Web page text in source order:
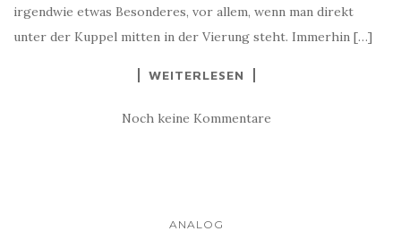
irgendwie etwas Besonderes, vor allem, wenn man direkt
unter der Kuppel mitten in der Vierung steht. Immerhin […]
WEITERLESEN
Noch keine Kommentare
ANALOG